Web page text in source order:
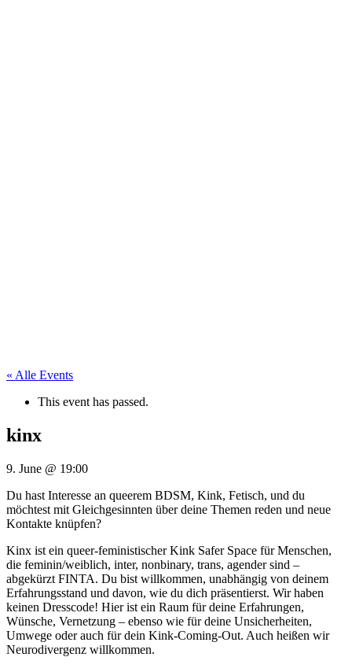
« Alle Events
This event has passed.
kinx
9. June @ 19:00
Du hast Interesse an queerem BDSM, Kink, Fetisch, und du
möchtest mit Gleichgesinnten über deine Themen reden und neue
Kontakte knüpfen?
Kinx ist ein queer-feministischer Kink Safer Space für Menschen,
die feminin/weiblich, inter, nonbinary, trans, agender sind –
abgekürzt FINTA. Du bist willkommen, unabhängig von deinem
Erfahrungsstand und davon, wie du dich präsentierst. Wir haben
keinen Dresscode! Hier ist ein Raum für deine Erfahrungen,
Wünsche, Vernetzung – ebenso wie für deine Unsicherheiten,
Umwege oder auch für dein Kink-Coming-Out. Auch heißen wir
Neurodivergenz willkommen.